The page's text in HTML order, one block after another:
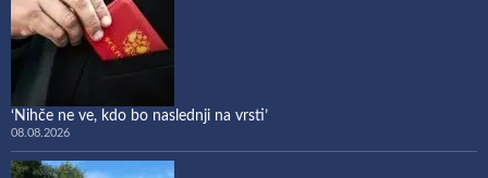
‘Nihče ne ve, kdo bo naslednji na vrsti’
08.08.2026